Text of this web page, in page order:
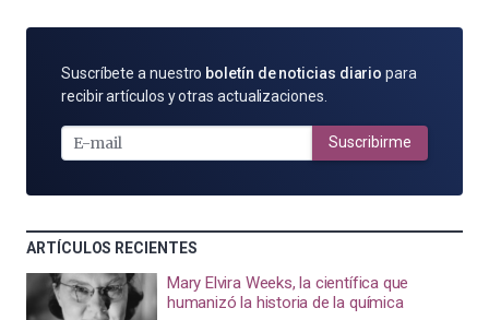
SUSCRÍBETE
POR
MAIL
Suscríbete a nuestro boletín de noticias diario para
recibir artículos y otras actualizaciones.
Suscribirme
ARTÍCULOS RECIENTES
Mary Elvira Weeks, la científica que
humanizó la historia de la química